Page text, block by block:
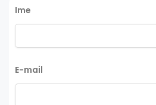
Ime
E-mail